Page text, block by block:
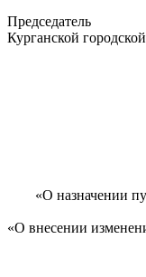
Председатель
Л.А.
«О назначении
«О внесении